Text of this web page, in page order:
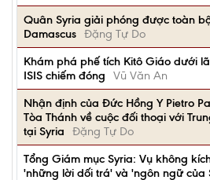
Quân Syria giải phóng được toàn
Damascus Đặng Tự Do
Khám phá phế tích Kitô Giáo dưới
ISIS chiếm đóng
Vũ Văn An
Nhận định của Đức Hồng Y Pietro
Tòa Thánh về cuộc đối thoại với
tại Syria
Đặng Tự Do
Tổng Giám mục Syria: Vụ không
'những lời dối trá' và 'ngôn ngữ của